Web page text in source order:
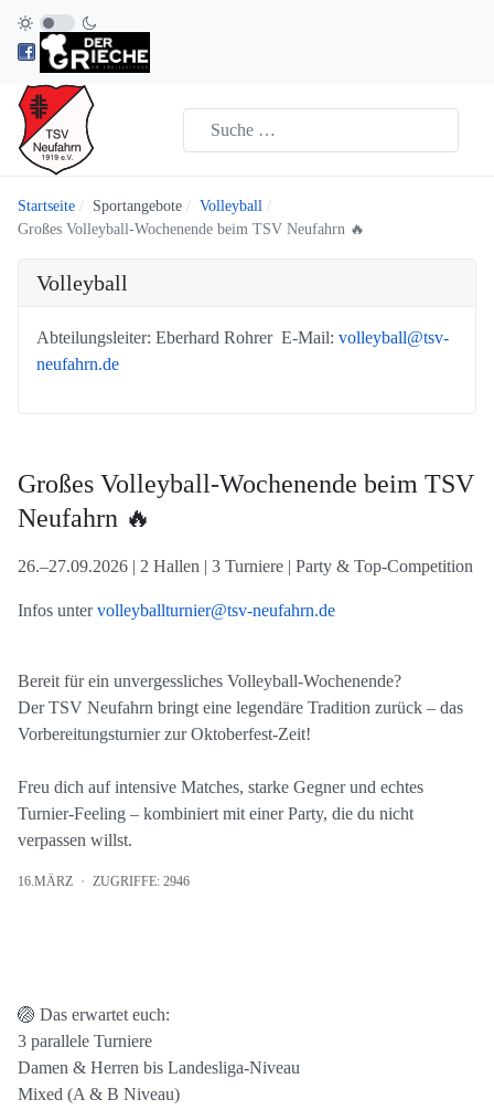
Startseite Sportangebote
Volleyball
Großes Volleyball-Wochenende beim TSV Neufahrn 🔥
Volleyball
Abteilungsleiter: Eberhard Rohrer E-Mail: volleyball@tsv-
neufahrn.de
Großes Volleyball-Wochenende beim TSV
Neufahrn 🔥
26.–27.09.2026 | 2 Hallen | 3 Turniere | Party & Top-Competition
Infos untervolleyballturnier@tsv-neufahrn.de
Bereit für ein unvergessliches Volleyball-Wochenende?
Der TSV Neufahrn bringt eine legendäre Tradition zurück – das
Vorbereitungsturnier zur Oktoberfest-Zeit!
Freu dich auf intensive Matches, starke Gegner und echtes
Turnier-Feeling – kombiniert mit einer Party, die du nicht
verpassen willst.
16.MÄRZ ZUGRIFFE: 2946
🏐 Das erwartet euch:
3 parallele Turniere
Damen & Herren bis Landesliga-Niveau
Mixed (A & B Niveau)